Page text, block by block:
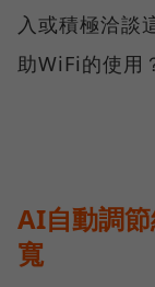
入或積極洽談
助WiFi的使用
AI自動調
寬